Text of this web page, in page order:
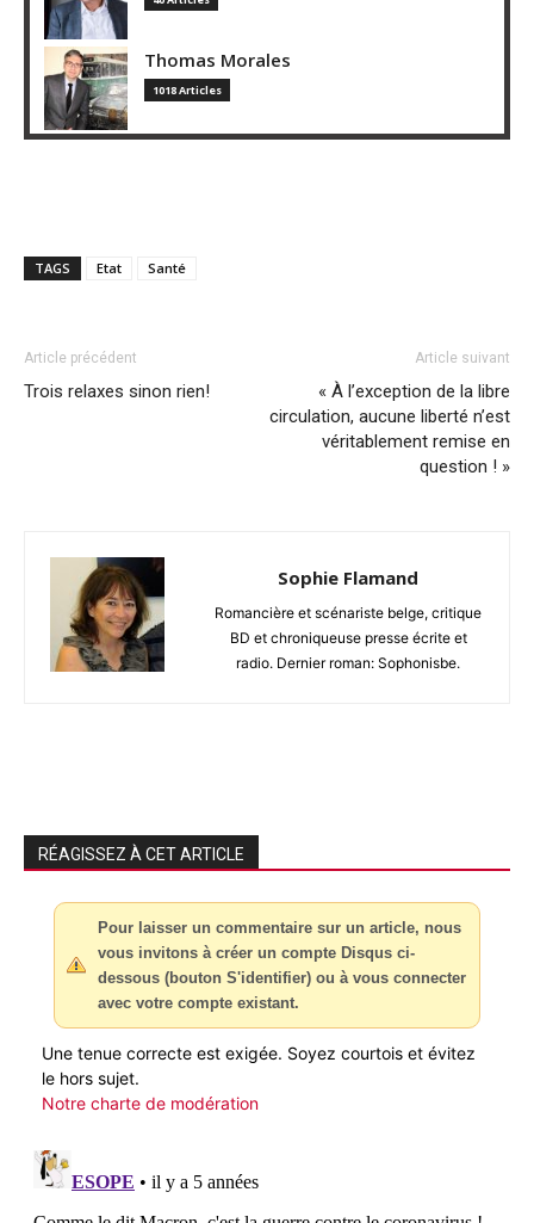
Thomas Morales
1018 Articles
TAGS Etat Santé
Article précédent
Trois relaxes sinon rien!
Article suivant
« À l’exception de la libre
circulation, aucune liberté n’est
véritablement remise en
question ! »
Sophie Flamand
Romancière et scénariste belge, critique
BD et chroniqueuse presse écrite et
radio. Dernier roman: Sophonisbe.
RÉAGISSEZ À CET ARTICLE
Pour laisser un commentaire sur un article, nous
vous invitons à créer un compte Disqus ci-
dessous (bouton S'identifier) ou à vous connecter
avec votre compte existant.
Une tenue correcte est exigée. Soyez courtois et évitez
le hors sujet.
Notre charte de modération